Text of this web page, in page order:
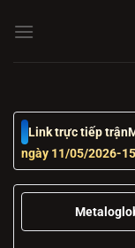
đến
Link trực tiếp trận
ngày 11/05/2026-